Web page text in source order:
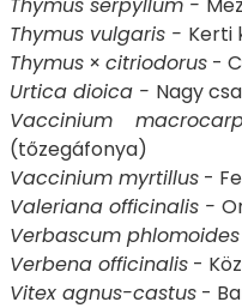
Thymus vulgaris - Kerti
Thymus × citriodorus -
Urtica dioica - Nagy
Vaccinium
(tőzegáfonya)
Vaccinium myrtillus -
Valeriana officinalis -
Verbascum phlomoides
Verbena officinalis -
Vitex agnus-castus -